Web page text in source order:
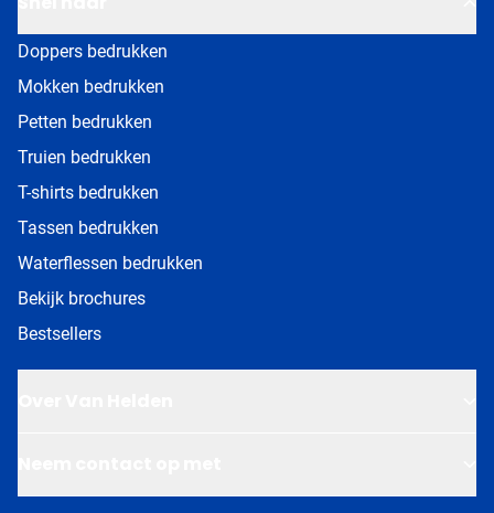
Doppers bedrukken
Mokken bedrukken
Petten bedrukken
Truien bedrukken
T-shirts bedrukken
Tassen bedrukken
Waterflessen bedrukken
Bekijk brochures
Bestsellers